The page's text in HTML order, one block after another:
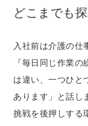
どこまでも
入社前は介護の仕
『毎日同じ作業
は違い、一つひと
あります」と話し
挑戦を後押しする